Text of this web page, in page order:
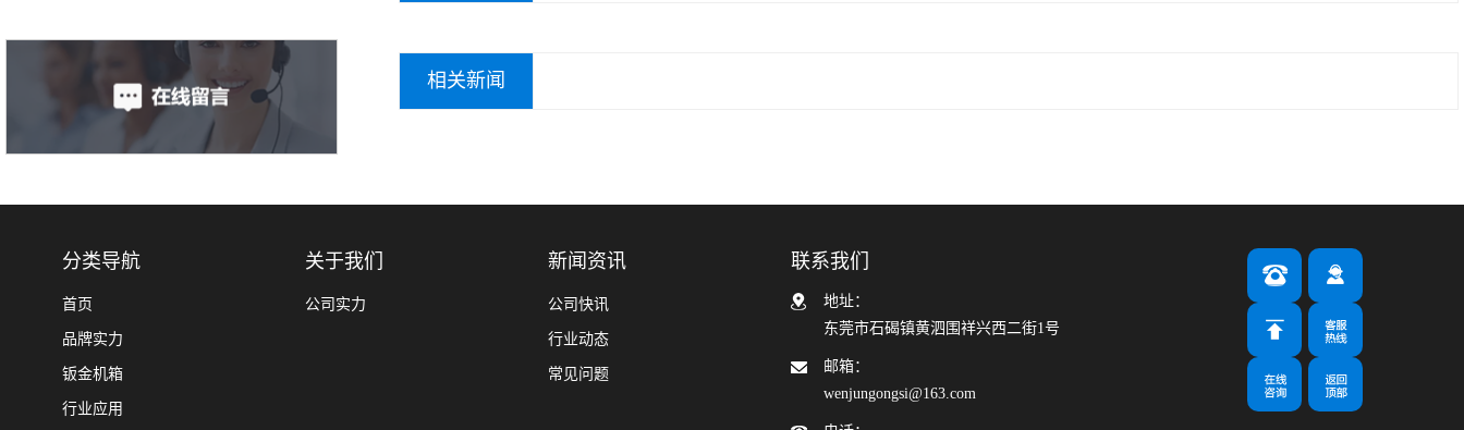
相关新闻
分类导航
首页
品牌实力
钣金机箱
行业应用
关于我们
公司实力
新闻资讯
公司快讯
行业动态
常见问题
联系我们
地址：
东莞市石碣镇黄泗围祥兴西二街1号
邮箱：
wenjungongsi@163.com